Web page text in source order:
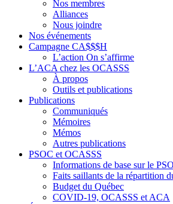
Nos membres
Alliances
Nous joindre
Nos événements
Campagne CA$$$H
L’action On s’affirme
L’ACA chez les OCASSS
À propos
Outils et publications
Publications
Communiqués
Mémoires
Mémos
Autres publications
PSOC et OCASSS
Informations de base sur le
Faits saillants de la répartition
Budget du Québec
COVID-19, OCASSS et ACA